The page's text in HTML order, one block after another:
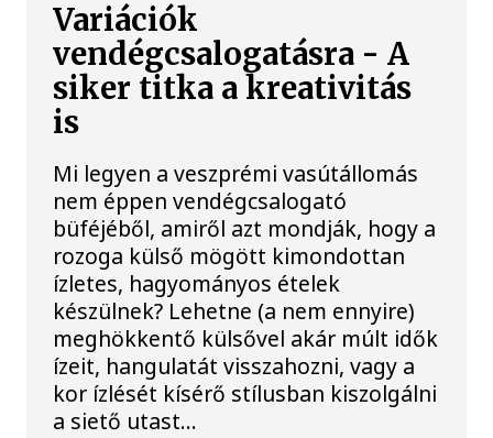
Variációk
vendégcsalogatásra - A
siker titka a kreativitás
is
Mi legyen a veszprémi vasútállomás
nem éppen vendégcsalogató
büféjéből, amiről azt mondják, hogy a
rozoga külső mögött kimondottan
ízletes, hagyományos ételek
készülnek? Lehetne (a nem ennyire)
meghökkentő külsővel akár múlt idők
ízeit, hangulatát visszahozni, vagy a
kor ízlését kísérő stílusban kiszolgálni
a siető utast…